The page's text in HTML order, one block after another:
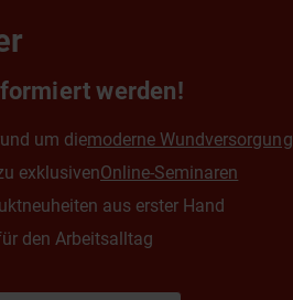
werden!
um diemoderne Wundversorgung
exklusivenOnline-Seminaren
aus erster Hand
den Arbeitsalltag